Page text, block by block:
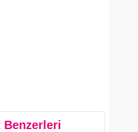
Benzerleri